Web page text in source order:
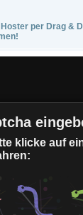
per Drag &